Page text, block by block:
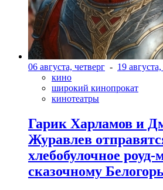
06 августа, четверг - 19 августа,
кино
широкий кинопрокат
кинотеатры
Гарик Харламов и
Журавлев
хлебобулочное роуд-
сказочному